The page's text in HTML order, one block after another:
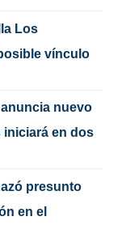
Los
vínculo
nuevo
iniciará en dos
presunto
en el